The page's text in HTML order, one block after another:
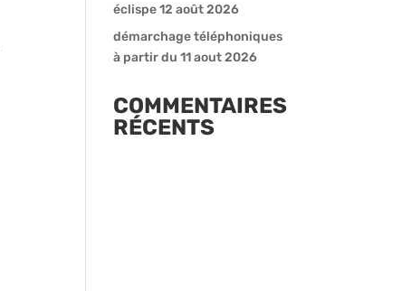
éclispe 12 août 2026
démarchage téléphoniques
à partir du 11 aout 2026
COMMENTAIRES
RÉCENTS